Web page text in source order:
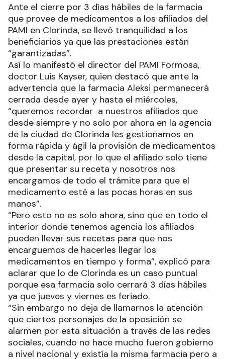
Ante el cierre por 3 días hábiles de la farmacia
que provee de medicamentos a los afiliados del
PAMI en Clorinda, se llevó tranquilidad a los
beneficiarios ya que las prestaciones están
“garantizadas”.
Así lo manifestó el director del PAMI Formosa,
doctor Luis Kayser, quien destacó que ante la
advertencia que la farmacia Aleksi permanecerá
cerrada desde ayer y hasta el miércoles,
“queremos recordar a nuestros afiliados que
desde siempre y no solo por ahora en la agencia
de la ciudad de Clorinda les gestionamos en
forma rápida y ágil la provisión de medicamentos
desde la capital, por lo que el afiliado solo tiene
que presentar su receta y nosotros nos
encargamos de todo el trámite para que el
medicamento esté a las pocas horas en sus
manos”.
“Pero esto no es solo ahora, sino que en todo el
interior donde tenemos agencia los afiliados
pueden llevar sus recetas para que nos
encarguemos de hacerles llegar los
medicamentos en tiempo y forma”, explicó para
aclarar que lo de Clorinda es un caso puntual
porque esa farmacia solo cerrará 3 días hábiles
ya que jueves y viernes es feriado.
“Sin embargo no deja de llamarnos la atención
que ciertos personajes de la oposición se
alarmen por esta situación a través de las redes
sociales, cuando no hace mucho fueron gobierno
a nivel nacional y existía la misma farmacia pero a